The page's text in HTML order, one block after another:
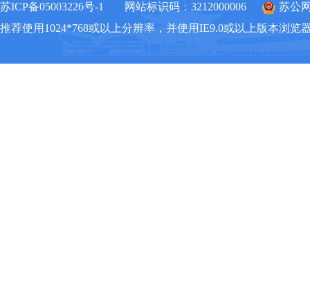
苏ICP备05003226号-1
网站标识码：3212000006
苏公
推荐使用1024*768或以上分辨率，并使用IE9.0或以上版本浏览